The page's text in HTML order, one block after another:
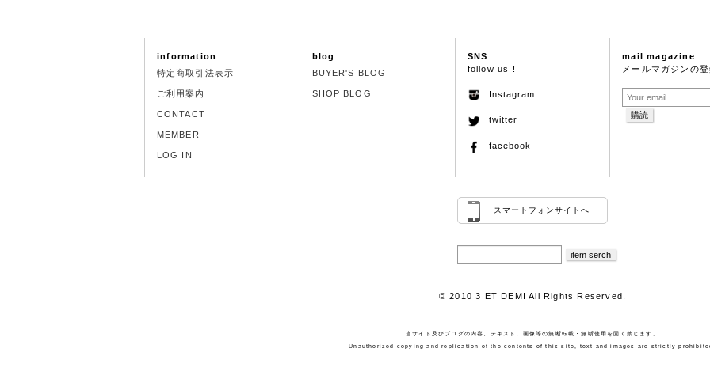
information
特定商取引法表示
ご利用案内
CONTACT
MEMBER
LOG IN
blog
BUYER'S BLOG
SHOP BLOG
SNS
follow us !
Instagram
twitter
facebook
mail magazine
メールマガジンの登
スマートフォンサイトへ
© 2010 3 ET DEMI All Rights Reserved.
当サイト及びブログの内容、テキスト、画像等の無断転載・無断使用を固く禁じます。
Unauthorized copying and replication of the contents of this site, text and images are strictly